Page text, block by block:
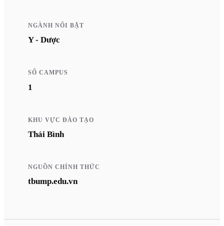
NGÀNH NỔI BẬT
Y - Dược
SỐ CAMPUS
1
KHU VỰC ĐÀO TẠO
Thái Bình
NGUỒN CHÍNH THỨC
tbump.edu.vn